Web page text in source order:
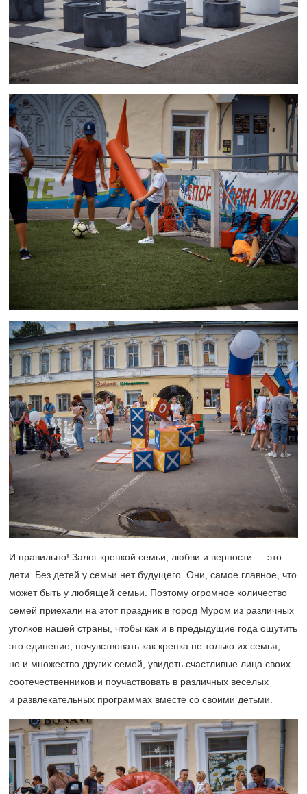
И правильно! Залог крепкой семьи, любви и верности — это
дети. Без детей у семьи нет будущего. Они, самое главное, что
может быть у любящей семьи. Поэтому огромное количество
семей приехали на этот праздник в город Муром из различных
уголков нашей страны, чтобы как и в предыдущие года ощутить
это единение, почувствовать как крепка не только их семья,
но и множество других семей, увидеть счастливые лица своих
соотечественников и поучаствовать в различных веселых
и развлекательных программах вместе со своими детьми.